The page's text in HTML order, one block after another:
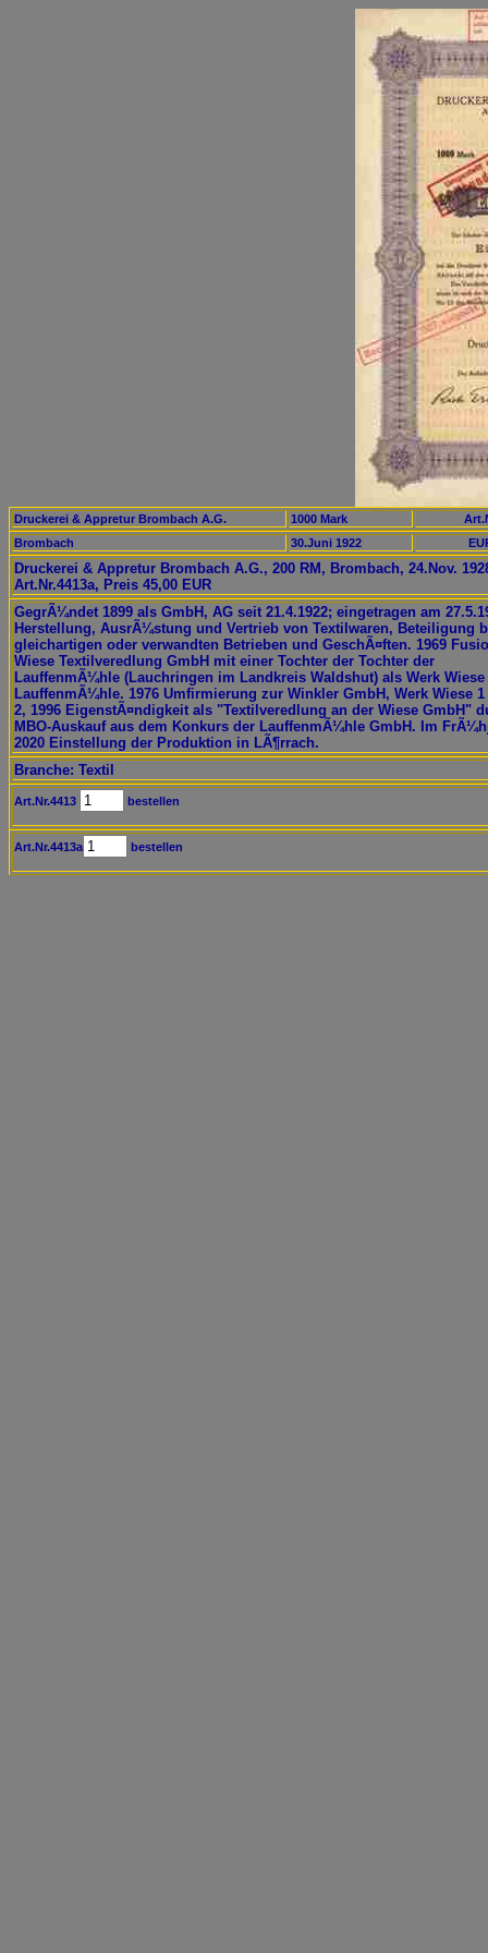
Druckerei & Appretur Brombach A.G. 1000 Mark
Brombach
30.Juni 1922
Druckerei & Appretur Brombach A.G., 200 RM, Brombach, 24.Nov.
Art.Nr.4413a, Preis 45,00 EUR
GegrÃ¼ndet 1899 als GmbH, AG seit 21.4.1922; eingetragen am
Herstellung, AusrÃ¼stung und Vertrieb von Textilwaren, Beteiligung
gleichartigen oder verwandten Betrieben und GeschÃ¤ften. 1969
Wiese Textilveredlung GmbH mit einer Tochter der Tochter der
LauffenmÃ¼hle (Lauchringen im Landkreis Waldshut) als Werk Wiese
LauffenmÃ¼hle. 1976 Umfirmierung zur Winkler GmbH, Werk Wiese
2, 1996 EigenstÃ¤ndigkeit als "Textilveredlung an der Wiese GmbH"
MBO-Auskauf aus dem Konkurs der LauffenmÃ¼hle GmbH. Im
2020 Einstellung der Produktion in LÃ¶rrach.
Branche: Textil
Art.Nr.4413 bestellen
Art.Nr.4413a bestellen